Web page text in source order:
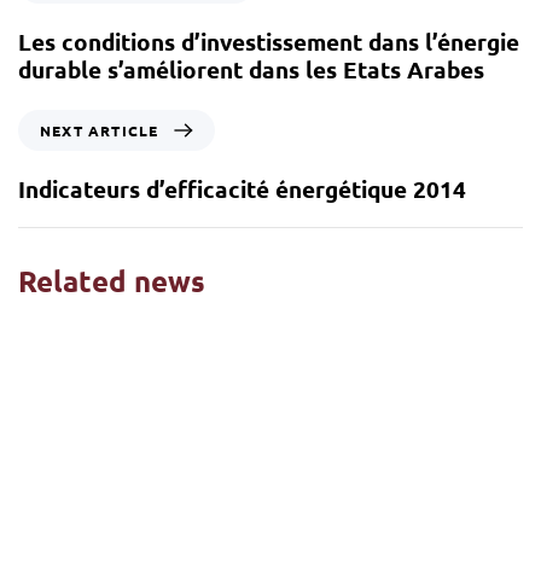
Les conditions d’investissement dans l’énergie
durable s’améliorent dans les Etats Arabes
NEXT ARTICLE
Indicateurs d’efficacité énergétique 2014
Related news